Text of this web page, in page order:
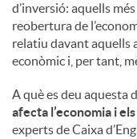
d’inversió: aquells
reobertura de
relatiu davant aquells
econòmic i, per tant,
A què es deu aquesta
afecta l’economia i
experts de Caixa